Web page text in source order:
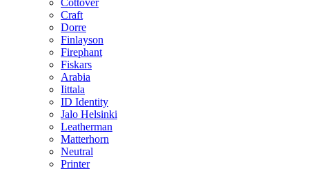
Cottover
Craft
Dorre
Finlayson
Firephant
Fiskars
Arabia
Iittala
ID Identity
Jalo Helsinki
Leatherman
Matterhorn
Neutral
Printer